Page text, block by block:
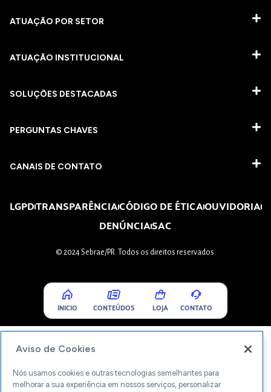
ATUAÇÃO POR SETOR
ATUAÇÃO INSTITUCIONAL
SOLUÇÕES DESTACADAS
PERGUNTAS CHAVES​
CANAIS DE CONTATO
LGPDTRANSPARÊNCIACÓDIGO DE ÉTICAOUVIDORIA
DENÚNCIASAC
© 2024 Sebrae/PR. Todos os direitos reservados.
INICIO CONTEÚDOS LOJA CONTATO
Aviso de Cookies
Nós usamos cookies e outras tecnologias semelhantes para
melhorar a sua experiência em nossos serviços, personalizar